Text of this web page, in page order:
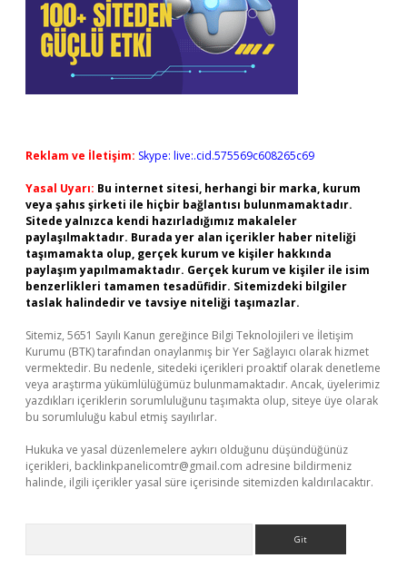
Reklam ve İletişim: Skype: live:.cid.575569c608265c69
Yasal Uyarı: Bu internet sitesi, herhangi bir marka, kurum
veya şahıs şirketi ile hiçbir bağlantısı bulunmamaktadır.
Sitede yalnızca kendi hazırladığımız makaleler
paylaşılmaktadır. Burada yer alan içerikler haber niteliği
taşımamakta olup, gerçek kurum ve kişiler hakkında
paylaşım yapılmamaktadır. Gerçek kurum ve kişiler ile isim
benzerlikleri tamamen tesadüfidir. Sitemizdeki bilgiler
taslak halindedir ve tavsiye niteliği taşımazlar.
Sitemiz, 5651 Sayılı Kanun gereğince Bilgi Teknolojileri ve İletişim
Kurumu (BTK) tarafından onaylanmış bir Yer Sağlayıcı olarak hizmet
vermektedir. Bu nedenle, sitedeki içerikleri proaktif olarak denetleme
veya araştırma yükümlülüğümüz bulunmamaktadır. Ancak, üyelerimiz
yazdıkları içeriklerin sorumluluğunu taşımakta olup, siteye üye olarak
bu sorumluluğu kabul etmiş sayılırlar.
Hukuka ve yasal düzenlemelere aykırı olduğunu düşündüğünüz
içerikleri, backlinkpanelicomtr@gmail.com adresine bildirmeniz
halinde, ilgili içerikler yasal süre içerisinde sitemizden kaldırılacaktır.